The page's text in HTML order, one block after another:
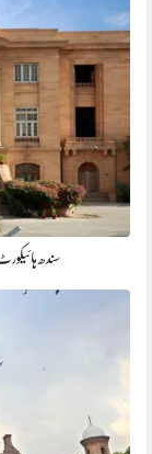
سندھ